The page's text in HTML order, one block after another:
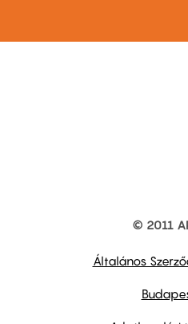
© 2011
Általános